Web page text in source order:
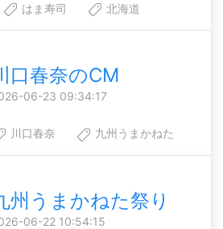
はま寿司 北海道
口春奈のCM
06-23 09:34:17
川口春奈 九州うまかねた
州うまかねた祭り
06-22 10:54:15